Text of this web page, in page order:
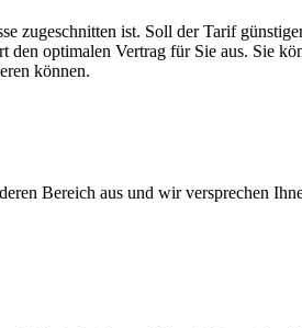
ist. Soll der Tarif
optimalen Vertrag für Sie aus. Sie
können.
Bereich aus und wir versprechen